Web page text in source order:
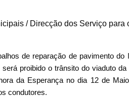
/ Direcção dos Serviço para
de reparação de pavimento
proibido o trânsito do viaduto
da Esperança no dia 12 de
condutores.